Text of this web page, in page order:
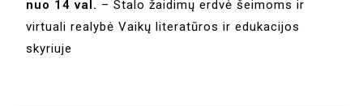
nuo 14 val. – Stalo žaidimų erdvė šeimoms ir
virtuali realybė Vaikų literatūros ir edukacijos
skyriuje